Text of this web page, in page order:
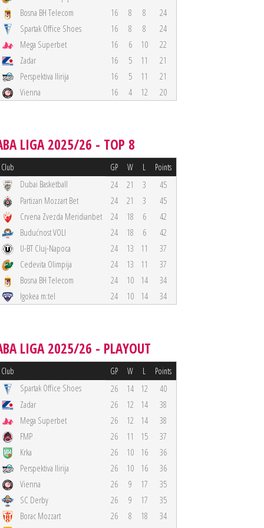
Bosna BH Telecom 16 8 8
24
Spartak Office Shoes 16 8 8
24
Mega Superbet 16 6 10
22
Zadar 16 5 11
21
Perspektiva Ilirija 16 5 11
21
Vienna 16 4 12 20
LIGA 2025/26 - TOP 8
Club GP W L Points
Dubai Basketball 24 21 3
45
Partizan Mozzart Bet 24 21 3
45
Crvena Zvezda Meridianbet 24 18 6
42
Budućnost VOLI 24 18 6
42
U-BT Cluj-Napoca 24 13 11
37
Cedevita Olimpija 24 13 11
37
Bosna BH Telecom 24 10 14
34
Igokea m:tel 24 10 14 34
LIGA 2025/26 - PLAYOUT
Club GP W L Points
Spartak Office Shoes 26 14 12
40
Zadar 26 12 14
38
Mega Superbet 26 12 14
38
FMP 26 11 15
37
Krka 26 10 16
36
Perspektiva Ilirija 26 10 16
36
Vienna 26 9 17
35
SC Derby 26 9 17
35
Borac Mozzart 26 8 18
34